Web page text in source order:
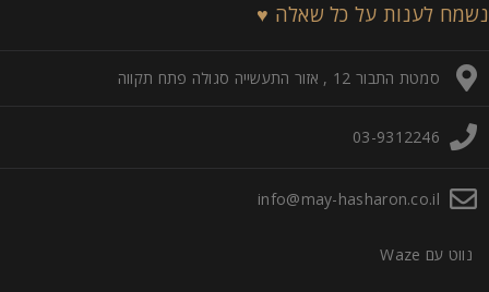
נשמח לענות על כל שאלה ♥
סמטת התבור 12 , אזור התעשייה סגולה פתח תקווה
03-9312246
info@may-hasharon.co.il
נווט עם Waze